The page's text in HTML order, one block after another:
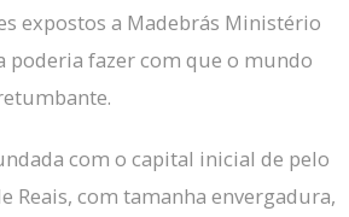
expostos a Madebrás Ministério
poderia fazer com que o mundo
com o capital inicial de pelo
Reais, com tamanha envergadura,